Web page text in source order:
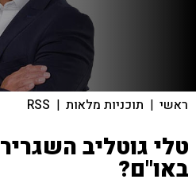
ראשי | תוכניות מלאות |
RSS
טלי גוטליב
באו"ם?